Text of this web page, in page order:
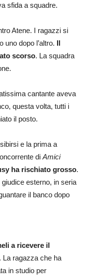
sfida a squadre.
Atene. I ragazzi si
uno dopo l’altro. Il
scorso. La squadra
cantante aveva
questa volta, tutti i
il posto.
e la prima a
di Amici
ha rischiato grosso.
esterno, in seria
il banco dopo
a ricevere il
La ragazza che ha
in studio per